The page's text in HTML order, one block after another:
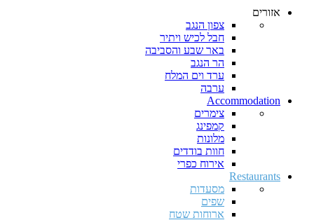
אזורים
צפון הנגב
חבל לכיש ויתיר
באר שבע והסביבה
הר הנגב
ערד וים המלח
ערבה
Accommodation
צימרים
קמפינג
מלונות
חוות בודדים
אירוח כפרי
Restaurants
מסעדות
שפים
ארוחות שטח